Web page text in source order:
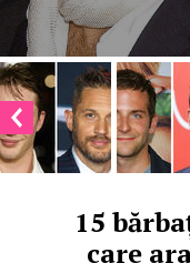
15
care